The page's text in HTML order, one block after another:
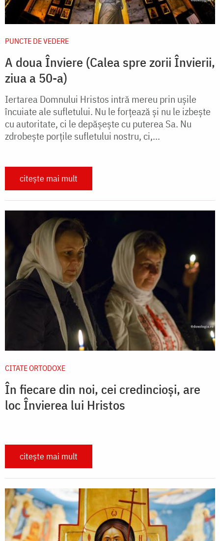
PUNCTE DE VEDERE
A doua Înviere (Calea spre zorii Învierii,
ziua a 50-a)
Iertarea Domnului Hristos intră mereu prin ușile
încuiate ale sufletului. Nu le forțează și nu le izbește
cu autoritate, ci le depășește cu puterea Sa. Nu
zdrobește porțile sufletului nostru, ci,...
citește mai mult
CITATE ORTODOXE
În fiecare din noi, cei credincioși, are
loc Învierea lui Hristos
citește mai mult